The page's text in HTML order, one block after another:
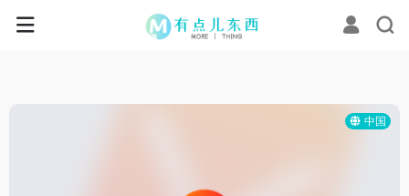
中国